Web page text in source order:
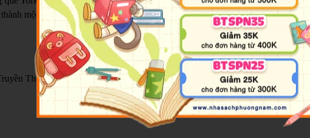
một trong những tiểu thuyết vĩ đại nhất, bi thương nhất mà con người từng
Thông Trí